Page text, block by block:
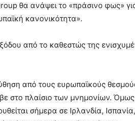
θα ανάψει το «πράσινο φως»
κανονικότητα».
από το καθεστώς της
από τους ευρωπαϊκούς
πλαίσιο των μνημονίων. Όμως,
σήμερα σε Ιρλανδία,